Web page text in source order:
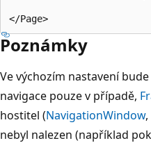
Poznámky
Ve výchozím nastavení
navigace pouze v případě,
hostitel (NavigationWindow,
nebyl nalezen (například